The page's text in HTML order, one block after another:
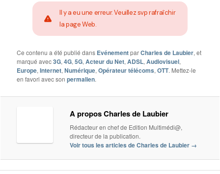
Il y a eu une erreur. Veuillez svp rafraîchir
la page Web.
Ce contenu a été publié dans EvénementparCharles de Laubier, et
marqué avec3G,4G,5G,Acteur du Net,ADSL,Audiovisuel,
Europe,Internet,Numérique,Opérateur télécoms,OTT. Mettez-le
en favori avec sonpermalien.
A propos Charles de Laubier
Rédacteur en chef de Edition Multimédi@,
directeur de la publication.
Voir tous les articles de Charles de Laubier →